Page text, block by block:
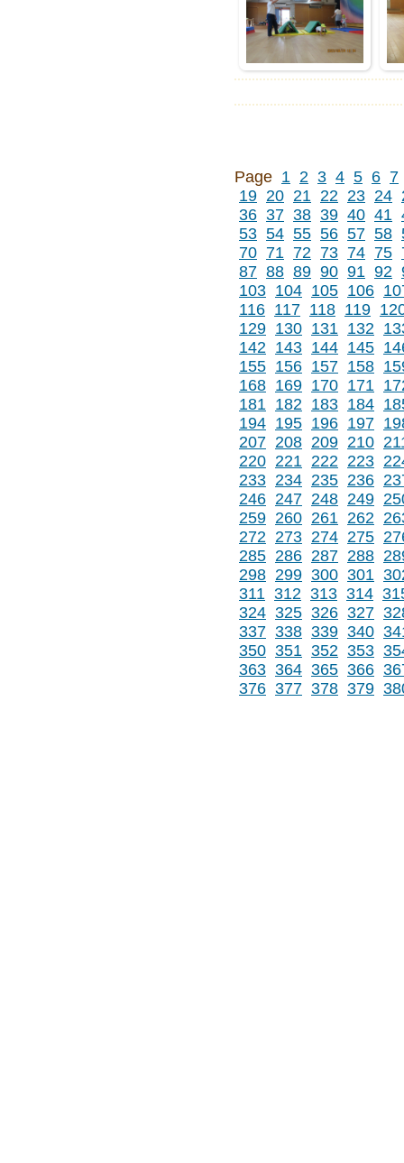
Page 1 2 3 4 5 6 7
19 20 21 22 23 24
36 37 38 39 40 41
53 54 55 56 57 58
70 71 72 73 74 75
87 88 89 90 91 92
103 104 105 106
116 117 118 119
129 130 131 132
142 143 144 145
155 156 157 158
168 169 170 171
181 182 183 184
194 195 196 197
207 208 209 210
220 221 222 223
233 234 235 236
246 247 248 249
259 260 261 262
272 273 274 275
285 286 287 288
298 299 300 301
311 312 313 314
324 325 326 327
337 338 339 340
350 351 352 353
363 364 365 366
376 377 378 379